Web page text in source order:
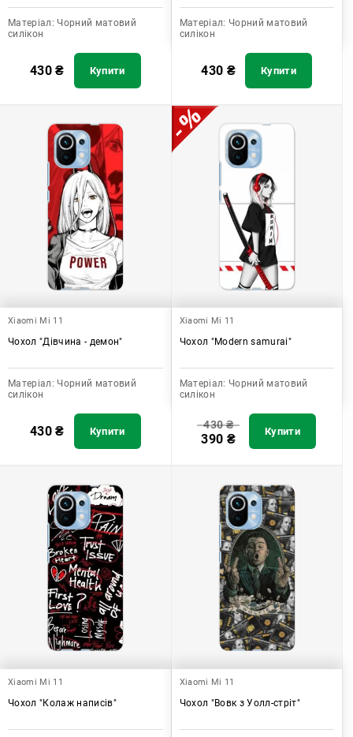
Матеріал: Чорний матовий
силікон
430₴ Купити
Матеріал: Чорний матовий
силікон
430 ₴ Купити
Xiaomi Mi 11
Чохол "Дівчина - демон"
Матеріал: Чорний матовий
силікон
430₴ Купити
Xiaomi Mi 11
Чохол "Modern samurai"
Матеріал: Чорний матовий
силікон
430₴
390 ₴ Купити
Xiaomi Mi 11
Чохол "Колаж написів"
Xiaomi Mi 11
Чохол "Вовк з Уолл-стріт"